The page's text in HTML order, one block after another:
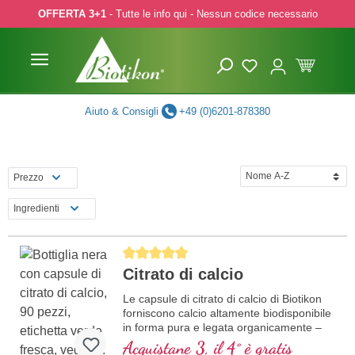
to main content
Skip to search
Skip to main navigation
OFFERTA 3+1- Tutte le info qui - Nessun codice necessario
Aiuto & Consigli +49 (0)6201-878380
Prezzo
Ingredienti
Average rating of 5 out of 5 stars
Citrato di calcio
Le capsule di citrato di calcio di Biotikon
forniscono calcio altamente biodisponibile
in forma pura e legata organicamente –
perfette per chi dà valore alla massima
Acquistane 3, il 4° è gratis